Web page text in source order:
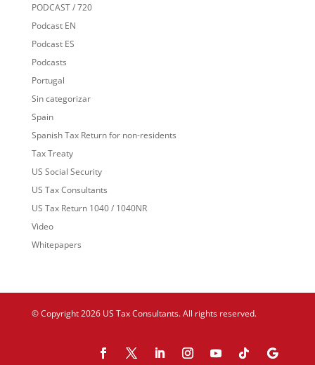
PODCAST / 720
Podcast EN
Podcast ES
Podcasts
Portugal
Sin categorizar
Spain
Spanish Tax Return for non-residents
Tax Treaty
US Social Security
US Tax Consultants
US Tax Return 1040 / 1040NR
Video
Whitepapers
© Copyright 2026 US Tax Consultants. All rights reserved.